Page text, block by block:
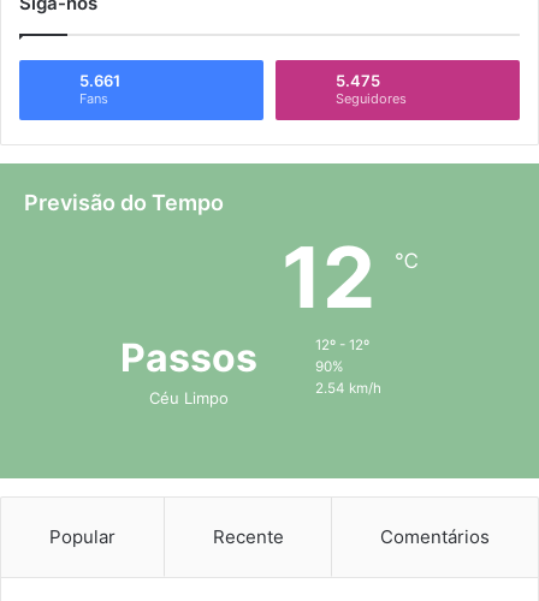
5.661
Fans
5.475
Seguidores
Previsão do Tempo
Passos
Céu Limpo
12 ℃
12º - 12º
90%
2.54 km/h
Popular Recente Comentários